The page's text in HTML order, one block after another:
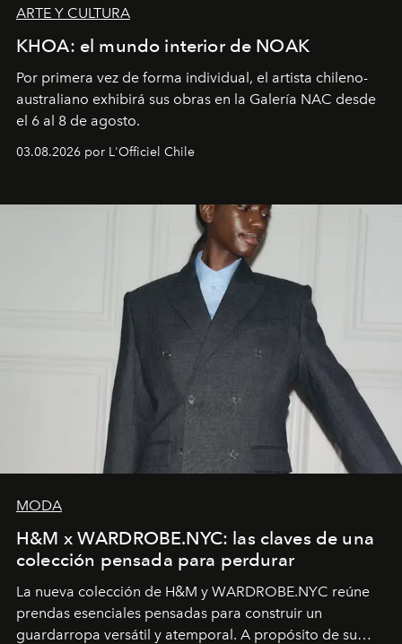
ARTE Y CULTURA
KHOA: el mundo interior de NOAK
Por primera vez de forma individual, el artista chileno-
australiano exhibirá sus obras en la Galería NAC desde
el 6 al 8 de agosto.
03.08.2026 por L'Officiel Chile
MODA
H&M x WARDROBE.NYC: las claves de una
colección pensada para perdurar
La nueva colección de H&M y WARDROBE.NYC reúne
prendas esenciales pensadas para construir un
guardarropa versátil y atemporal. A propósito de su